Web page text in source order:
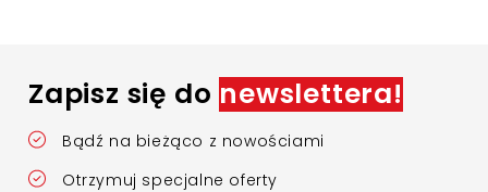
Zapisz się do newslettera!
Bądź na bieżąco z nowościami
Otrzymuj specjalne oferty